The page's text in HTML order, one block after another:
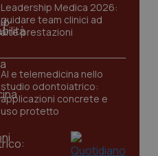
Leadership Medica 2026:
guidare team clinici ad
alte prestazioni
AI e telemedicina nello
studio odontoiatrico:
applicazioni concrete e
uso protetto